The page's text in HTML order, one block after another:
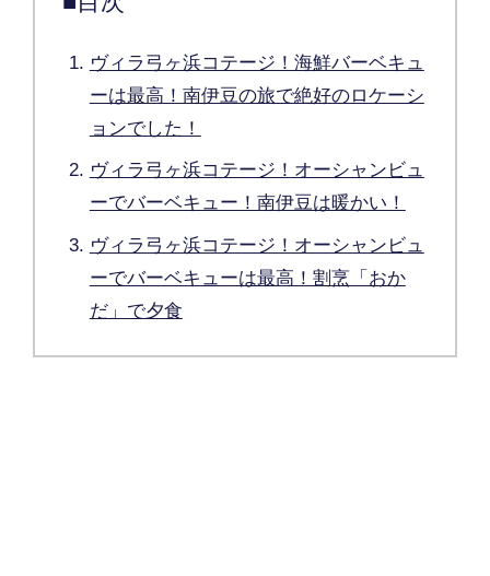
ヴィラ弓ヶ浜コテージ！海鮮バーベキュ
ーは最高！南伊豆の旅で絶好のロケーシ
ョンでした！
ヴィラ弓ヶ浜コテージ！オーシャンビュ
ーでバーベキュー！南伊豆は暖かい！
ヴィラ弓ヶ浜コテージ！オーシャンビュ
ーでバーベキューは最高！割烹「おか
だ」で夕食